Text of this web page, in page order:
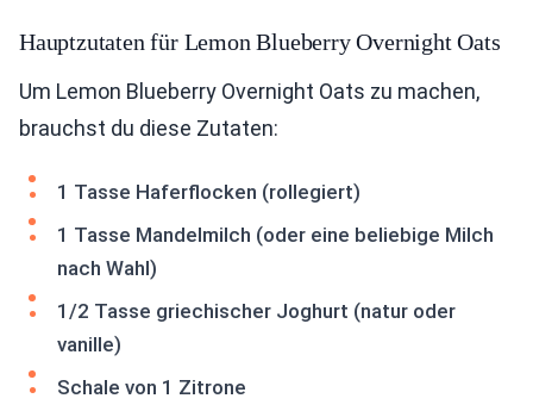
Hauptzutaten für Lemon Blueberry Overnight Oats
Um Lemon Blueberry Overnight Oats zu machen,
brauchst du diese Zutaten:
1 Tasse Haferflocken (rollegiert)
1 Tasse Mandelmilch (oder eine beliebige Milch
nach Wahl)
1/2 Tasse griechischer Joghurt (natur oder
vanille)
Schale von 1 Zitrone